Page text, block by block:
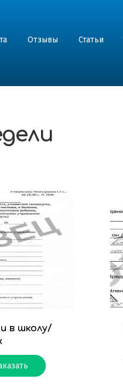
Отзывы Статьи
в школу/